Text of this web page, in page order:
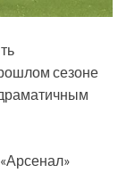
сезоне